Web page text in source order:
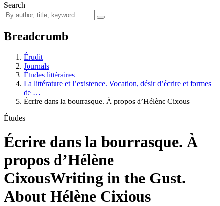
Search
Breadcrumb
Érudit
Journals
Études littéraires
La littérature et l’existence. Vocation, désir d’écrire et formes
de …
Écrire dans la bourrasque. À propos d’Hélène Cixous
Études
Écrire dans la bourrasque. À
propos d’Hélène
CixousWriting in the Gust.
About Hélène Cixious